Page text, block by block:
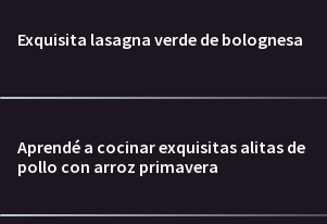
Exquisita lasagna verde de bolognesa
Aprendé a cocinar exquisitas alitas de
pollo con arroz primavera